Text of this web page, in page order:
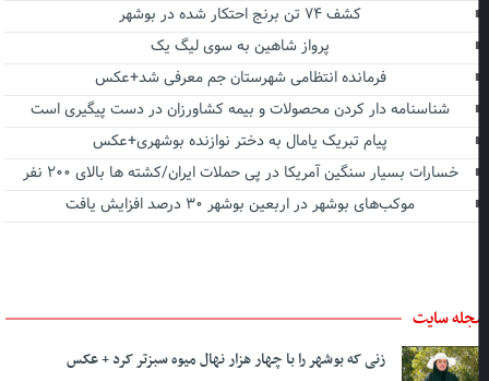
کشف ۷۴ تن برنج احتکار شده در بوشهر
پرواز شاهین به سوی لیگ یک
فرمانده انتظامی شهرستان جم معرفی شد+عکس
شناسنامه دار کردن محصولات و بیمه کشاورزان در دست پیگیری است
پیام تبریک یامال به دختر نوازنده بوشهری+عکس
خسارات بسیار سنگین آمریکا در پی حملات ایران/کشته ها بالای ۲۰۰ نفر
موکب‌های بوشهر در اربعین بوشهر ۳۰ درصد افزایش یافت
سایت
زنی که بوشهر را با چهار هزار نهال میوه سبزتر کرد + عکس